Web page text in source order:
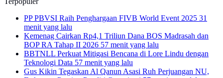
PP PBVSI Raih Penghargaan FIVB World Event 2025 31
menit yang lalu
Kemenag Cairkan Rp4,1 Triliun Dana BOS Madrasah dan
BOP RA Tahap II 2026 57 menit yang lalu
BBTNLL Perkuat Mitigasi Bencana di Lore Lindu dengan
Teknologi Data 57 menit yang lalu
Gus Kikin Tegaskan Al Qanun Asasi Ruh Perjuangan NU,